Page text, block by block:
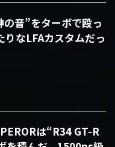
の音”をターボで殴っ
りなLFAカスタムだっ
は“R34 GT-R